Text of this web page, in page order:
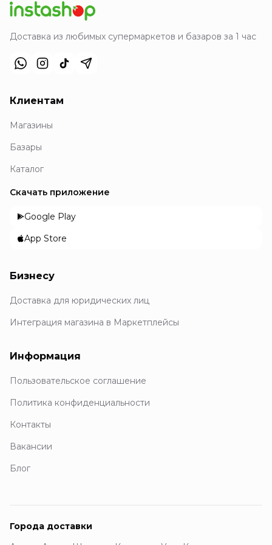
Доставка из любимых супермаркетов и базаров за 1 час
Клиентам
Магазины
Базары
Каталог
Скачать приложение
Google Play
App Store
Бизнесу
Доставка для юридических лиц
Интеграция магазина в Маркетплейсы
Информация
Пользовательское соглашение
Политика конфиденциальности
Контакты
Вакансии
Блог
Города доставки